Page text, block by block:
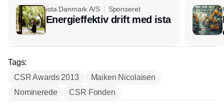
ista Danmark A/S Sponseret
Energieffektiv drift med ista
Tags:
CSR Awards 2013
Maiken Nicolaisen
Nominerede
CSR Fonden